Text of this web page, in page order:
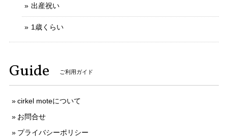
出産祝い
1歳くらい
Guide ご利用ガイド
cirkel moteについて
お問合せ
プライバシーポリシー